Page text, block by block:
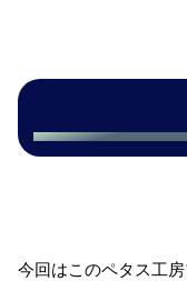
今回はこのペタス工